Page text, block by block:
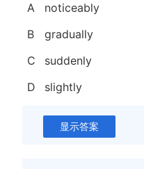
A
noticeably
B
gradually
C
suddenly
D
slightly
显示答案